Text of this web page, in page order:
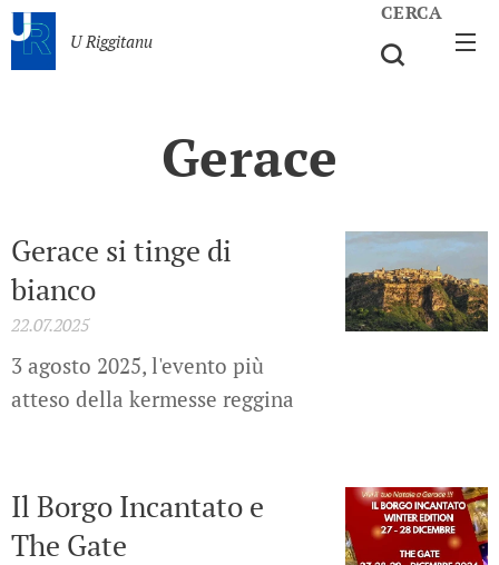
U Riggitanu
CERCA
Gerace
Gerace si tinge di
bianco
22.07.2025
3 agosto 2025, l'evento più
atteso della kermesse reggina
Il Borgo Incantato e
The Gate